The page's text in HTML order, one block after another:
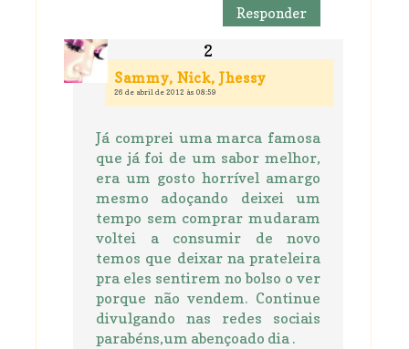
Responder
Sammy, Nick, Jhessy
26 de abril de 2012 às 08:59
Já comprei uma marca famosa
que já foi de um sabor melhor,
era um gosto horrível amargo
mesmo adoçando deixei um
tempo sem comprar mudaram
voltei a consumir de novo
temos que deixar na prateleira
pra eles sentirem no bolso o ver
porque não vendem. Continue
divulgando nas redes sociais
parabéns,um abençoado dia .